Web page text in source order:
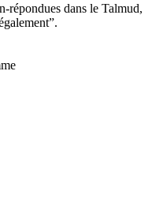
répondues dans le Talmud,